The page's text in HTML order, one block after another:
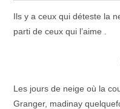
Ils y a ceux qui déteste la
parti de ceux qui l’aime .
Les jours de neige où la
Granger, madinay